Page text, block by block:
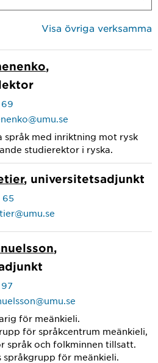
Visa övriga verksamma
,
språk med inriktning mot rysk
studierektor i ryska.
, universitetsadjunkt
,
för meänkieli.
för språkcentrum meänkieli,
språk och folkminnen tillsatt.
språkgrupp för meänkieli.